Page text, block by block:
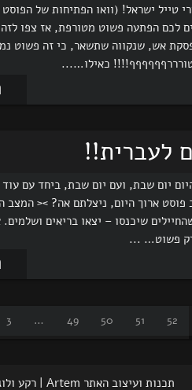
טייל ישראל! (וואו הפתיחות של
לכם הפתעה פשוט מטורפת, אז צפו
אש, שנקווה שתשאר, כי זה פשוט
כאילו…...
יום שבת, ועם יום שבת, ביחד עם
ארוך היום, ניצלתם אה? >< המצב
שיכנסו – יצאו בריאים
פשוט… ...
3 … 49 50 51 52
תכנות ועיצוב האתר Artem | רקע ולוגו Benji&Ido4224